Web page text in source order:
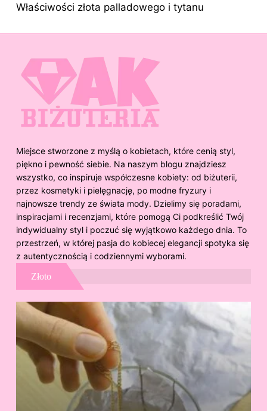
Właściwości złota palladowego i tytanu
Miejsce stworzone z myślą o kobietach, które cenią styl,
piękno i pewność siebie. Na naszym blogu znajdziesz
wszystko, co inspiruje współczesne kobiety: od biżuterii,
przez kosmetyki i pielęgnację, po modne fryzury i
najnowsze trendy ze świata mody. Dzielimy się poradami,
inspiracjami i recenzjami, które pomogą Ci podkreślić Twój
indywidualny styl i poczuć się wyjątkowo każdego dnia. To
przestrzeń, w której pasja do kobiecej elegancji spotyka się
z autentycznością i codziennymi wyborami.
Złoto